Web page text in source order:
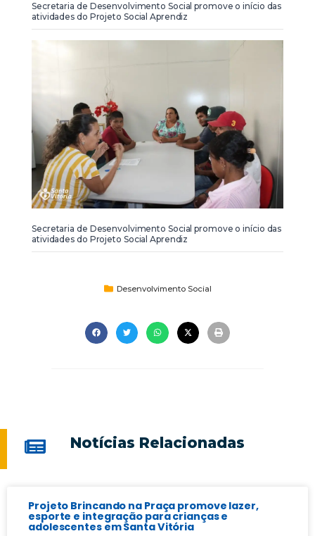
Secretaria de Desenvolvimento Social promove o início das
atividades do Projeto Social Aprendiz
Secretaria de Desenvolvimento Social promove o início das
atividades do Projeto Social Aprendiz
Desenvolvimento Social
Notícias Relacionadas
Projeto Brincando na Praça promove lazer,
esporte e integração para crianças e
adolescentes em Santa Vitória